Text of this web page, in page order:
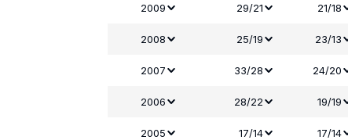
2009 29/21 21/18
2008 25/19 23/13
2007 33/28 24/20
2006 28/22 19/19
2005 17/14 17/14